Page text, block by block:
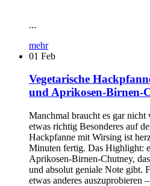
...
mehr
01 Feb
Vegetarische
und Aprikosen-Birnen-
Manchmal braucht es gar
etwas richtig Besonderes auf
Hackpfanne mit Wirsing ist
Minuten fertig. Das Highlight:
Aprikosen-Birnen-Chutney,
und absolut geniale Note gibt.
etwas anderes auszuprobieren